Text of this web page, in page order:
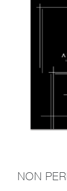
NON